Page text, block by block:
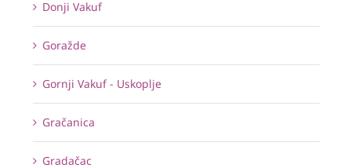
Donji Vakuf
Goražde
Gornji Vakuf - Uskoplje
Gračanica
Gradačac